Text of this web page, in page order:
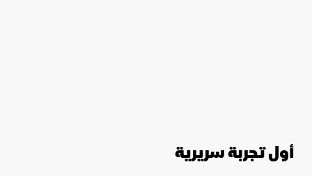
أول تجربة سريرية